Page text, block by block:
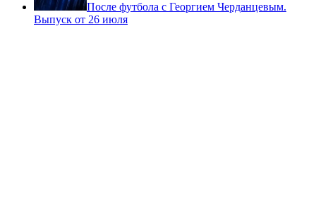
После футбола с Георгием Черданцевым.
Выпуск от 26 июля